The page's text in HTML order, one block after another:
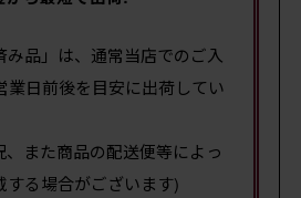
み品」は、通常当店でのご入
業日前後を目安に出荷してい
また商品の配送便等によっ
する場合がございます)